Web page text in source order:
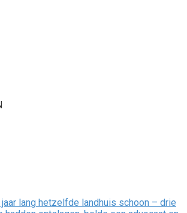
lang hetzelfde landhuis schoon – drie